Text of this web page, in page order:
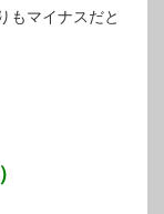
もマイナスだと